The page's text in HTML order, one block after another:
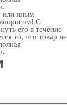
или иным
С
его в течение
то, что товар не